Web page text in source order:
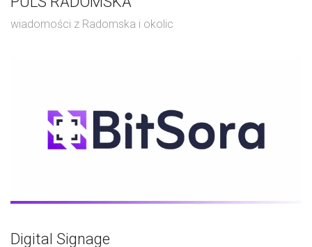
wiadomości z Radomska i okolic
Digital Signage